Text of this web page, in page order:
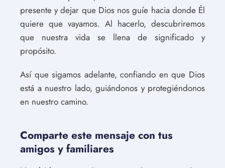
presente y dejar que Dios nos guíe hacia donde Él
quiere que vayamos. Al hacerlo, descubriremos
que nuestra vida se llena de significado y
propósito.
Así que sigamos adelante, confiando en que Dios
está a nuestro lado, guiándonos y protegiéndonos
en nuestro camino.
Comparte este mensaje con tus
amigos y familiares